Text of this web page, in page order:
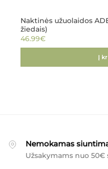
Naktinės užuolaidos
žiedais)
46.99€
Į
Nemokamas
Užsakymams nuo